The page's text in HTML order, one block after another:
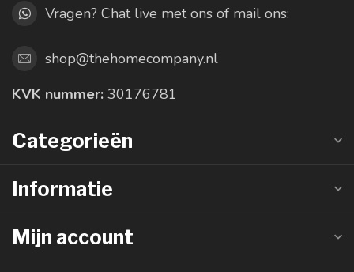
Vragen? Chat live met ons of mail ons:
shop@thehomecompany.nl
KVK nummer: 30176781
Categorieën
Informatie
Mijn account